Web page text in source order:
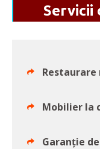
Servicii
Mobilier la
Garanție